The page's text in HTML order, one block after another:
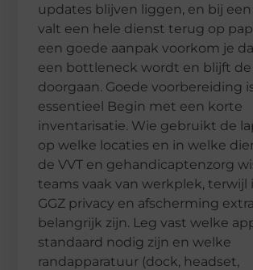
updates blijven liggen, en bij
valt een hele dienst terug op
een goede aanpak voorkom je
een bottleneck wordt en blijft de
doorgaan. Goede voorbereiding
essentieel Begin met een korte
inventarisatie. Wie gebruikt de
op welke locaties en in welke
de VVT en gehandicaptenzorg
teams vaak van werkplek, terwijl
GGZ privacy en afscherming extra
belangrijk zijn. Leg vast welke
standaard nodig zijn en welke
randapparatuur (dock, headset,